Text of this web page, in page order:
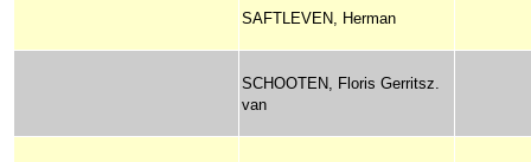
SAFTLEVEN, Herman
SCHOOTEN, Floris Gerritsz.
van